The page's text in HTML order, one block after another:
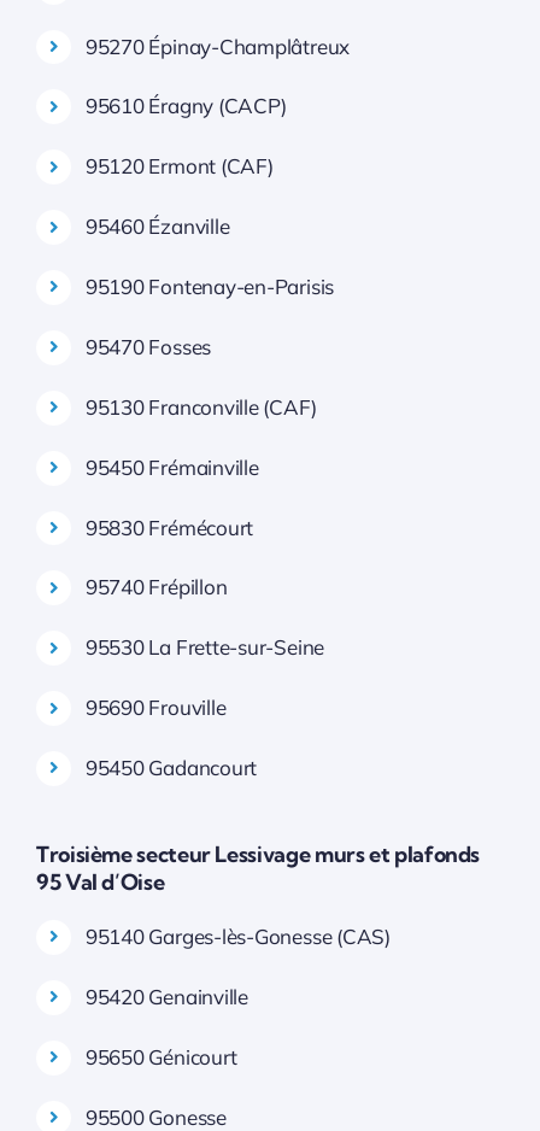
95270 Épinay-Champlâtreux
95610 Éragny (CACP)
95120 Ermont (CAF)
95460 Ézanville
95190 Fontenay-en-Parisis
95470 Fosses
95130 Franconville (CAF)
95450 Frémainville
95830 Frémécourt
95740 Frépillon
95530 La Frette-sur-Seine
95690 Frouville
95450 Gadancourt
Troisième secteur Lessivage murs et plafonds
95 Val d’Oise
95140 Garges-lès-Gonesse (CAS)
95420 Genainville
95650 Génicourt
95500 Gonesse